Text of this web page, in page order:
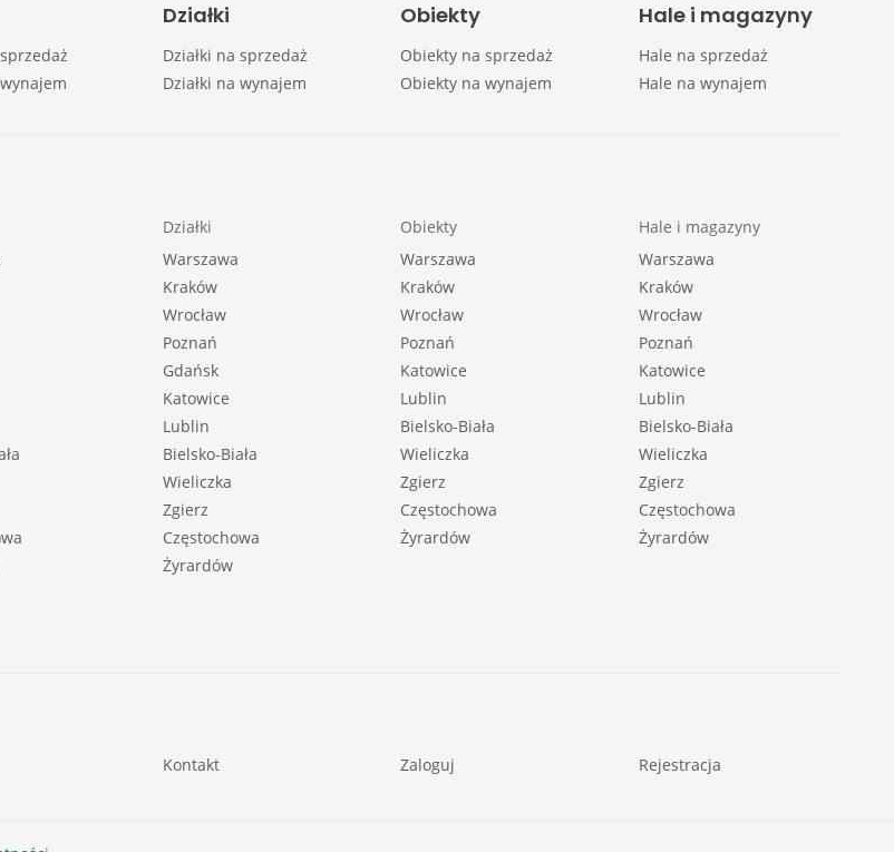
Działki
Działki na sprzedaż
Działki na wynajem
Obiekty
Obiekty na sprzedaż
Obiekty na wynajem
Hale i magazyny
Hale na sprzedaż
Hale na wynajem
Działki
Warszawa
Kraków
Wrocław
Poznań
Gdańsk
Katowice
Lublin
Bielsko-Biała
Wieliczka
Zgierz
Częstochowa
Żyrardów
Obiekty
Warszawa
Kraków
Wrocław
Poznań
Katowice
Lublin
Bielsko-Biała
Wieliczka
Zgierz
Częstochowa
Żyrardów
Hale i magazyny
Warszawa
Kraków
Wrocław
Poznań
Katowice
Lublin
Bielsko-Biała
Wieliczka
Zgierz
Częstochowa
Żyrardów
Kontakt Zaloguj Rejestracja